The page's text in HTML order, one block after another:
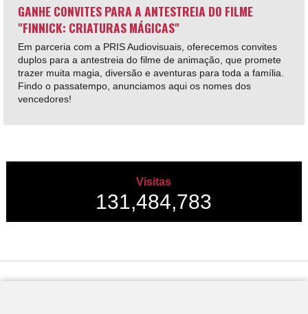
GANHE CONVITES PARA A ANTESTREIA DO FILME
"FINNICK: CRIATURAS MÁGICAS"
Em parceria com a PRIS Audiovisuais, oferecemos convites
duplos para a antestreia do filme de animação, que promete
trazer muita magia, diversão e aventuras para toda a família.
Findo o passatempo, anunciamos aqui os nomes dos
vencedores!
Visitas
131,484,783